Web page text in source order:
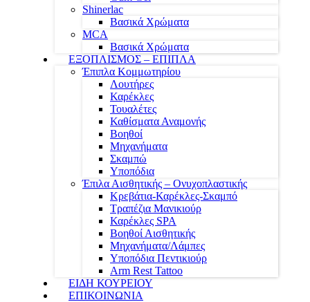
Shinerlac
Βασικά Χρώματα
MCA
Βασικά Χρώματα
ΕΞΟΠΛΙΣΜΟΣ – ΕΠΙΠΛΑ
Έπιπλα Κομμωτηρίου
Λουτήρες
Καρέκλες
Τουαλέτες
Καθίσματα Αναμονής
Βοηθοί
Μηχανήματα
Σκαμπώ
Υποπόδια
Έπιλα Αισθητικής – Ονυχοπλαστικής
Κρεβάτια-Καρέκλες-Σκαμπό
Τραπέζια Μανικιούρ
Καρέκλες SPA
Βοηθοί Αισθητικής
Μηχανήματα/Λάμπες
Υποπόδια Πεντικιούρ
Arm Rest Tattoo
ΕΙΔΗ ΚΟΥΡΕΙΟΥ
ΕΠΙΚΟΙΝΩΝΙΑ